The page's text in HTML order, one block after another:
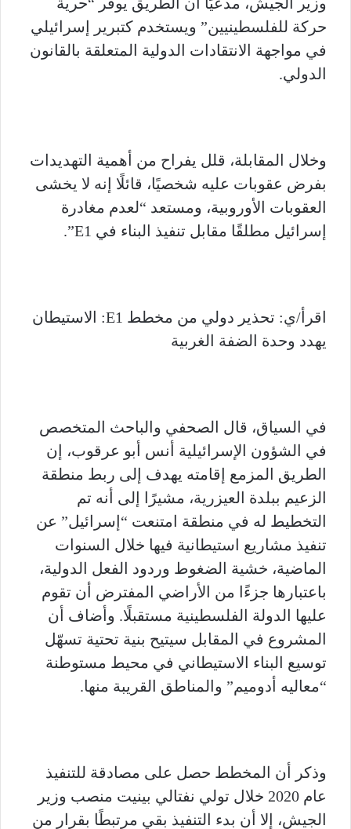
حركة للفلسطينيين” ويستخدم كتبرير إسرائيلي
في مواجهة الانتقادات الدولية المتعلقة بالقانون
الدولي.
وخلال المقابلة، قلل يفراح من أهمية التهديدات
بفرض عقوبات عليه شخصيًا، قائلًا إنه لا يخشى
العقوبات الأوروبية، ومستعد “لعدم مغادرة
إسرائيل مطلقًا مقابل تنفيذ البناء في E1”.
اقرأ/ي: تحذير دولي من مخطط E1: الاستيطان
يهدد وحدة الضفة الغربية
في السياق، قال الصحفي والباحث المتخصص
في الشؤون الإسرائيلية أنس أبو عرقوب، إن
الطريق المزمع إقامته يهدف إلى ربط منطقة
الزعيم ببلدة العيزرية، مشيرًا إلى أنه تم
التخطيط له في منطقة امتنعت “إسرائيل” عن
تنفيذ مشاريع استيطانية فيها خلال السنوات
الماضية، خشية الضغوط وردود الفعل الدولية،
باعتبارها جزءًا من الأراضي المفترض أن تقوم
عليها الدولة الفلسطينية مستقبلًا. وأضاف أن
المشروع في المقابل سيتيح بنية تحتية تسهّل
توسيع البناء الاستيطاني في محيط مستوطنة
“معاليه أدوميم” والمناطق القريبة منها.
وذكر أن المخطط حصل على مصادقة للتنفيذ
عام 2020 خلال تولي نفتالي بينيت منصب وزير
الجيش، إلا أن بدء التنفيذ بقي مرتبطًا بقرار من